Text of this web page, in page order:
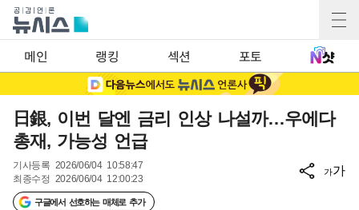
메인 랭킹 섹션 포토
日銀, 이번 달엔 금리 인상 나설까…우에다
총재, 가능성 언급
기사등록 2026/06/04 10:58:47
최종수정 2026/06/04 12:00:23
구글에서 선호하는 매체로 추가
가가